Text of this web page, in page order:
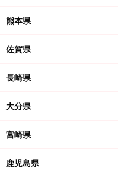
熊本県
佐賀県
長崎県
大分県
宮崎県
鹿児島県